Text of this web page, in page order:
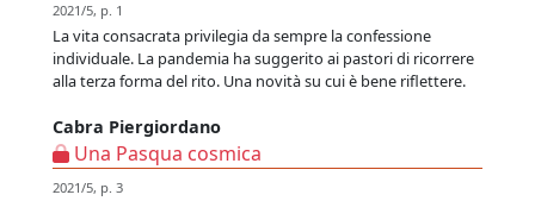
2021/5, p. 1
La vita consacrata privilegia da sempre la confessione
individuale. La pandemia ha suggerito ai pastori di ricorrere
alla terza forma del rito. Una novità su cui è bene riflettere.
Cabra Piergiordano
Una Pasqua cosmica
2021/5, p. 3